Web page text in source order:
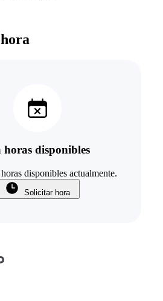
horas disponibles
disponibles actualmente.
Solicitar hora